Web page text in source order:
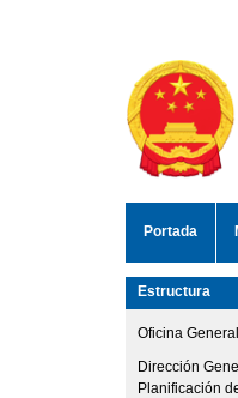
Portada
Estructura
Oficina General
Dirección
Planificación